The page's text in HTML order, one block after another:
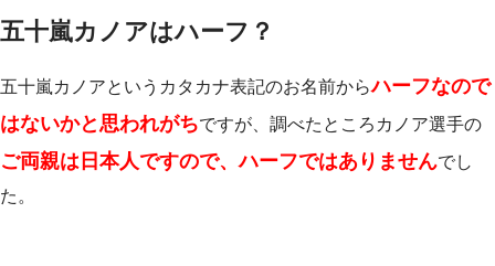
五十嵐カノアはハーフ？
五十嵐カノアというカタカナ表記のお名前からハーフなので
はないかと思われがちですが、調べたところカノア選手の
ご両親は日本人ですので、ハーフではありませんでし
た。